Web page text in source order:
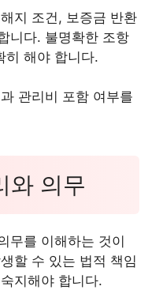
지 조건, 보증금 반환
니다. 불명확한 조항
히 해야 합니다.
관리비 포함 여부를
와 의무
무를 이해하는 것이
할 수 있는 법적 책임
지해야 합니다.